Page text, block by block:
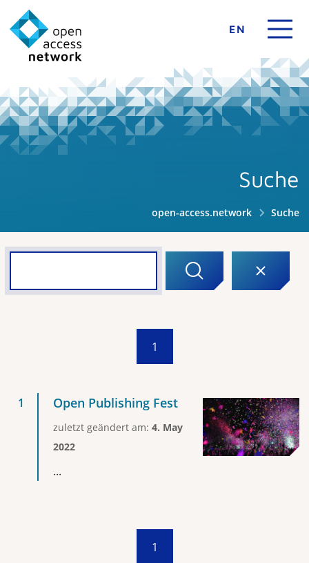
EN
Suche
open-access.network Suche
1
Open Publishing Fest
zuletzt geändert am: 4. May
2022
...
1